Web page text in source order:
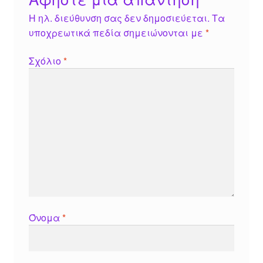
Η ηλ. διεύθυνση σας δεν δημοσιεύεται. Τα
υποχρεωτικά πεδία σημειώνονται με *
Σχόλιο*
Όνομα *